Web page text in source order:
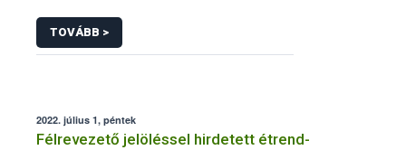
TOVÁBB >
2022. július 1, péntek
Félrevezető jelöléssel hirdetett étrend-